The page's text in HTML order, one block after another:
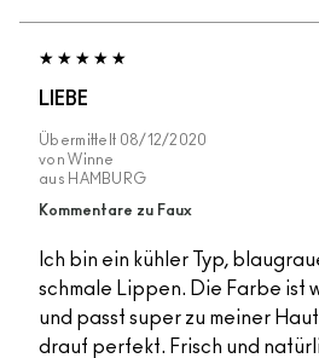
LIEBE
Übermittelt 08/12/2020
von Winne
aus HAMBURG
Kommentare zu Faux
Ich bin ein kühler Typ,
schmale Lippen. Die Farbe ist
und passt super zu meiner
drauf perfekt. Frisch und